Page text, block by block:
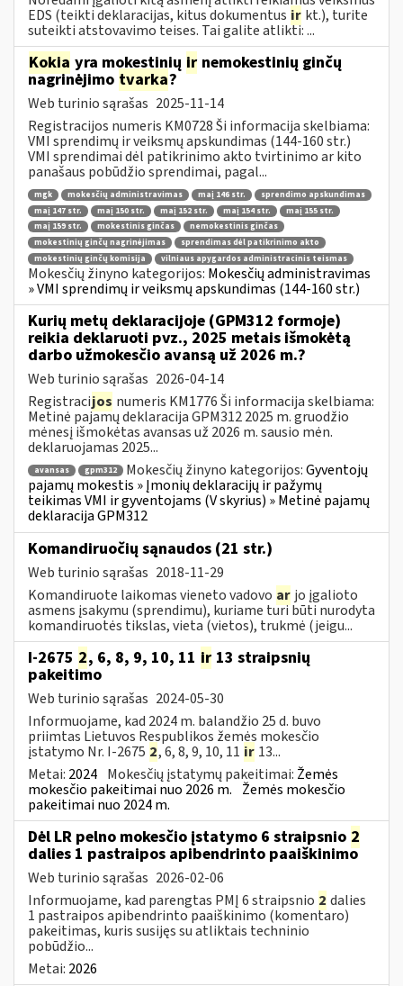
EDS (teikti deklaracijas, kitus dokumentus ir kt.), turite
suteikti atstovavimo teises. Tai galite atlikti: ...
Kokia yra mokestinių ir nemokestinių ginčų
nagrinėjimo tvarka?
Web turinio sąrašas 2025-11-14
Registracijos numeris KM0728 Ši informacija skelbiama:
VMI sprendimų ir veiksmų apskundimas (144-160 str.)
VMI sprendimai dėl patikrinimo akto tvirtinimo ar kito
panašaus pobūdžio sprendimai, pagal...
mgk mokesčių administravimas maį 146 str.
sprendimo apskundimas
maį 147 str.
maį 150 str. maį 152 str. maį 154 str.
maį 155 str.
maį 159 str.
mokestinis ginčas
nemokestinis ginčas
mokestinių ginčų nagrinėjimas
sprendimas dėl patikrinimo akto
mokestinių ginčų komisija
vilniaus apygardos administracinis teismas
Mokesčių žinyno kategorijos: Mokesčių administravimas
» VMI sprendimų ir veiksmų apskundimas (144-160 str.)
Kurių metų deklaracijoje (GPM312 formoje)
reikia deklaruoti pvz., 2025 metais išmokėtą
darbo užmokesčio avansą už 2026 m.?
Web turinio sąrašas 2026-04-14
Registracijos numeris KM1776 Ši informacija skelbiama:
Metinė pajamų deklaracija GPM312 2025 m. gruodžio
mėnesį išmokėtas avansas už 2026 m. sausio mėn.
deklaruojamas 2025...
avansas gpm312 Mokesčių žinyno kategorijos:Gyventojų
pajamų mokestis » Įmonių deklaracijų ir pažymų
teikimas VMI ir gyventojams (V skyrius) » Metinė pajamų
deklaracija GPM312
Komandiruočių sąnaudos (21 str.)
Web turinio sąrašas 2018-11-29
Komandiruote laikomas vieneto vadovo ar jo įgalioto
asmens įsakymu (sprendimu), kuriame turi būti nurodyta
komandiruotės tikslas, vieta (vietos), trukmė (jeigu...
I-2675 2, 6, 8, 9, 10, 11 ir 13 straipsnių
pakeitimo
Web turinio sąrašas 2024-05-30
Informuojame, kad 2024 m. balandžio 25 d. buvo
priimtas Lietuvos Respublikos žemės mokesčio
įstatymo Nr. I-2675 2, 6, 8, 9, 10, 11 ir 13...
Metai: 2024 Mokesčių įstatymų pakeitimai: Žemės
mokesčio pakeitimai nuo 2026 m. Žemės mokesčio
pakeitimai nuo 2024 m.
Dėl LR pelno mokesčio įstatymo 6 straipsnio 2
dalies 1 pastraipos apibendrinto paaiškinimo
Web turinio sąrašas 2026-02-06
Informuojame, kad parengtas PMĮ 6 straipsnio 2 dalies
1 pastraipos apibendrinto paaiškinimo (komentaro)
pakeitimas, kuris susijęs su atliktais techninio
pobūdžio...
Metai: 2026